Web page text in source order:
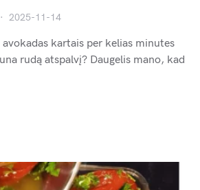
2025-11-14
kartais per kelias minutes
rudą atspalvį? Daugelis mano, kad